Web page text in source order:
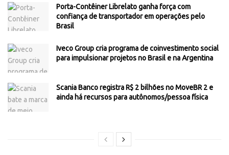
Porta-Contêiner Librelato ganha força com
confiança de transportador em operações pelo
Brasil
Iveco Group cria programa de coinvestimento social
para impulsionar projetos no Brasil e na Argentina
Scania Banco registra R$ 2 bilhões no MoveBR 2 e
ainda há recursos para autônomos/pessoa física